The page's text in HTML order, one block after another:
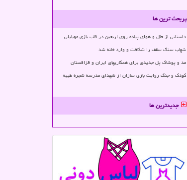
پربحث ترین ها
داستانی از حال و هوای پیاده روی اربعین در قاب بازی موبایلی
شهاب سنگ سقف را شکافت و وارد خانه شد
مد و پوشاک پل جدیدی برای همکاریهای ایران و قزاقستان
کودک و جنگ روایت بازی سازان از شهدای مدرسه شجره طیبه
جدیدترین ها